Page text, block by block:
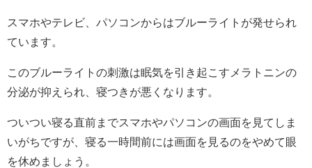
スマホやテレビ、パソコンからはブルーライトが発せられ
ています。
このブルーライトの刺激は眠気を引き起こすメラトニンの
分泌が抑えられ、寝つきが悪くなります。
ついつい寝る直前までスマホやパソコンの画面を見てしま
いがちですが、寝る一時間前には画面を見るのをやめて眼
を休めましょう。